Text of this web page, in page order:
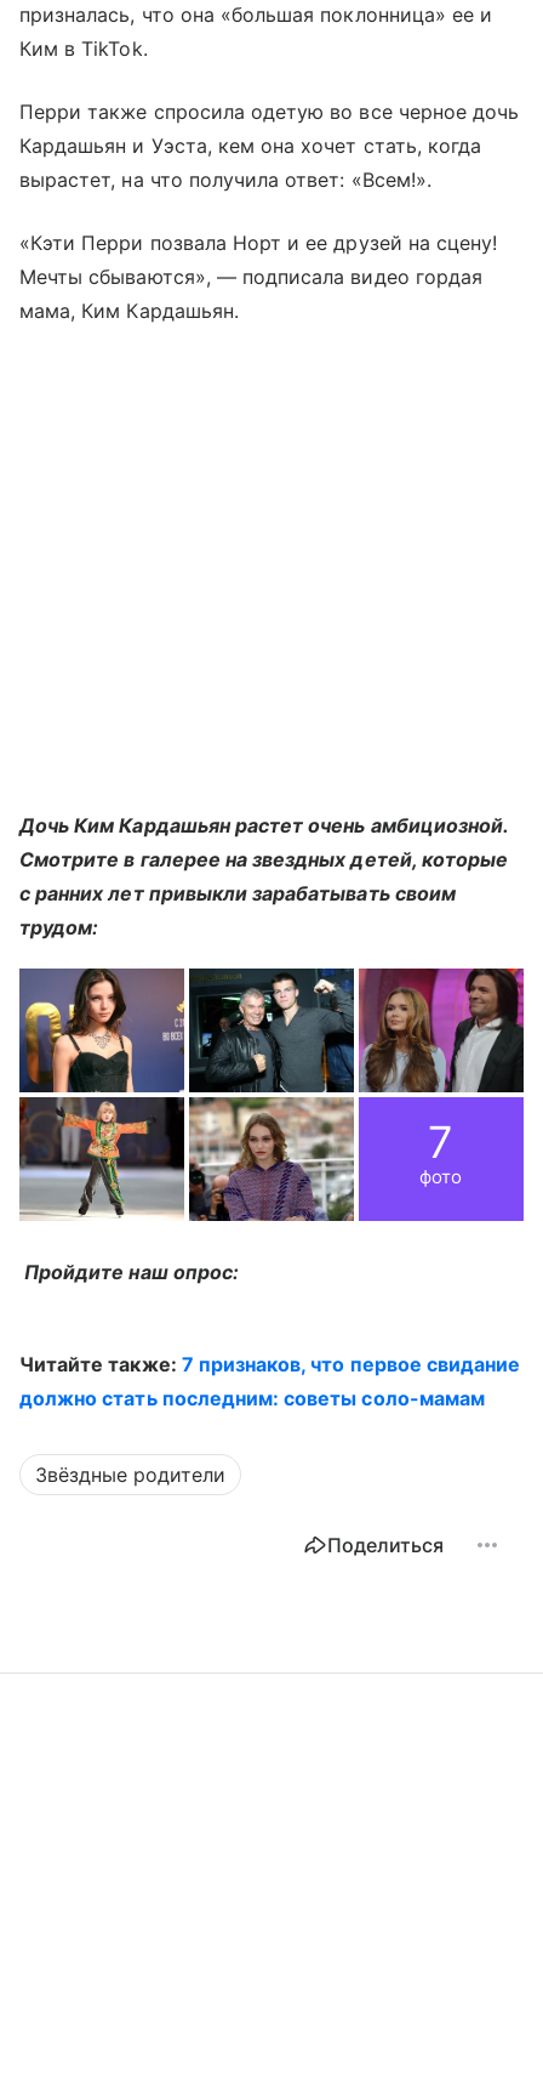
призналась, что она «большая поклонница» ее и
Ким в TikTok.
Перри также спросила одетую во все черное дочь
Кардашьян и Уэста, кем она хочет стать, когда
вырастет, на что получила ответ: «Всем!».
«Кэти Перри позвала Норт и ее друзей на сцену!
Мечты сбываются», — подписала видео гордая
мама, Ким Кардашьян.
Дочь Ким Кардашьян растет очень амбициозной.
Смотрите в галерее на звездных детей, которые
с ранних лет привыкли зарабатывать своим
трудом:
7
фото
Пройдите наш опрос:
Читайте также: 7 признаков, что первое свидание
должно стать последним: советы соло-мамам
Звёздные родители
Поделиться